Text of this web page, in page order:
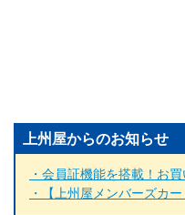
上州屋からのお知らせ
・会員証機能を搭載！お
・【上州屋メンバーズカ